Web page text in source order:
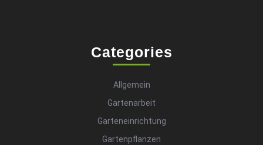
Categories
Allgemein
Gartenarbeit
Garteneinrichtung
Gartenpflanzen